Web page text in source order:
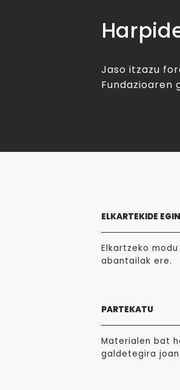
Jaso itzazu
Fundazioaren
ELKARTEKIDE
Elkartzeko
abantailak ere.
PARTEKATU
Materialen bat
galdetegira joan.